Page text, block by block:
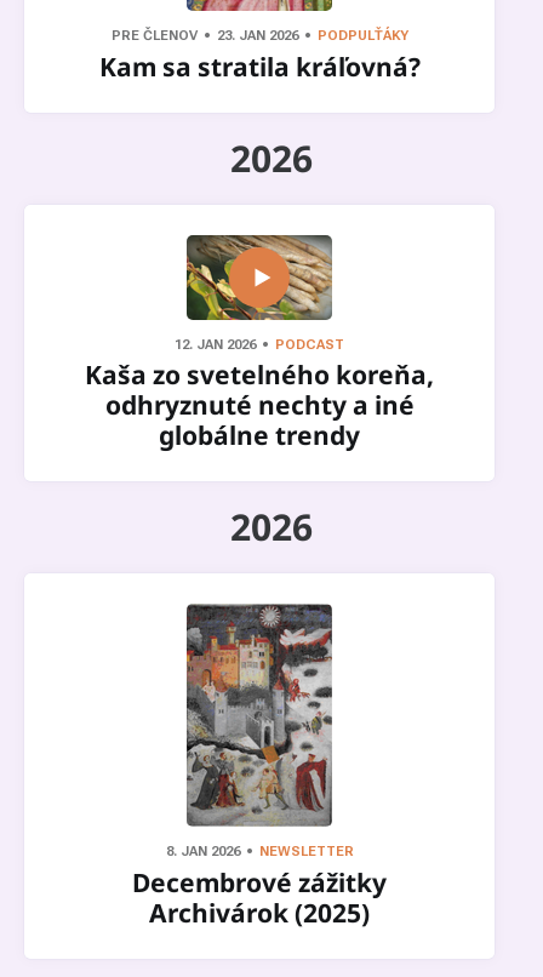
PRE ČLENOV 23. JAN 2026 PODPULŤÁKY
Kam sa stratila kráľovná?
2026
12. JAN 2026 PODCAST
Kaša zo svetelného koreňa,
odhryznuté nechty a iné
globálne trendy
2026
8. JAN 2026 NEWSLETTER
Decembrové zážitky
Archivárok (2025)